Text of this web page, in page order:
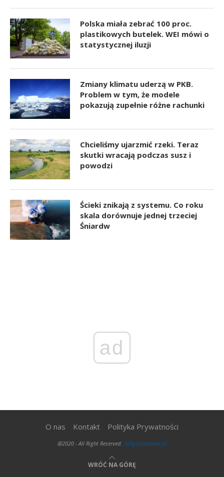
Polska miała zebrać 100 proc.
plastikowych butelek. WEI mówi o
statystycznej iluzji
Zmiany klimatu uderzą w PKB.
Problem w tym, że modele
pokazują zupełnie różne rachunki
Chcieliśmy ujarzmić rzeki. Teraz
skutki wracają podczas susz i
powodzi
Ścieki znikają z systemu. Co roku
skala dorównuje jednej trzeciej
Śniardw
ad
O nas Kontakt Polityka Prywatności
@2020 - All Right Reserved. 300gospodarka.pl
WRÓĆ NA GÓRĘ